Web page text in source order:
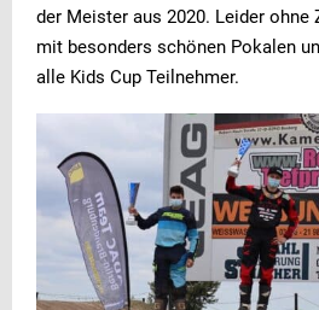
der Meister aus 2020. Leider ohne
mit besonders schönen Pokalen
alle Kids Cup Teilnehmer.